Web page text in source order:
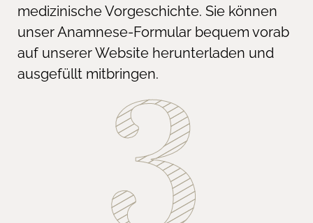
medizinische Vorgeschichte. Sie können
unser Anamnese-Formular bequem vorab
auf unserer Website herunterladen und
ausgefüllt mitbringen.